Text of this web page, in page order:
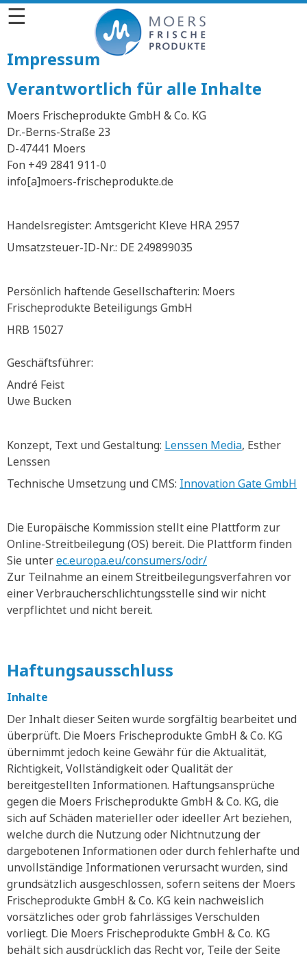
☰
Impressum
Verantwortlich für alle Inhalte
Moers Frischeprodukte GmbH & Co. KG
Dr.-Berns-Straße 23
D-47441 Moers
Fon +49 2841 911-0
info[a]moers-frischeprodukte.de
Handelsregister: Amtsgericht Kleve HRA 2957
Umsatzsteuer-ID-Nr.: DE 249899035
Persönlich haftende Gesellschafterin: Moers
Frischeprodukte Beteiligungs GmbH
HRB 15027
Geschäftsführer:
André Feist
Uwe Bucken
Konzept, Text und Gestaltung: Lenssen Media, Esther
Lenssen
Technische Umsetzung und CMS: Innovation Gate GmbH
Die Europäische Kommission stellt eine Plattform zur
Online-Streitbeilegung (OS) bereit. Die Plattform finden
Sie unterec.europa.eu/consumers/odr/
Zur Teilnahme an einem Streitbeilegungsverfahren vor
einer Verbraucherschlichtungsstelle sind wir nicht
verpflichtet und nicht bereit.
Haftungsausschluss
Inhalte
Der Inhalt dieser Seiten wurde sorgfältig bearbeitet und
überprüft. Die Moers Frischeprodukte GmbH & Co. KG
übernimmt jedoch keine Gewähr für die Aktualität,
Richtigkeit, Vollständigkeit oder Qualität der
bereitgestellten Informationen. Haftungsansprüche
gegen die Moers Frischeprodukte GmbH & Co. KG, die
sich auf Schäden materieller oder ideeller Art beziehen,
welche durch die Nutzung oder Nichtnutzung der
dargebotenen Informationen oder durch fehlerhafte und
unvollständige Informationen verursacht wurden, sind
grundsätzlich ausgeschlossen, sofern seitens der Moers
Frischeprodukte GmbH & Co. KG kein nachweislich
vorsätzliches oder grob fahrlässiges Verschulden
vorliegt. Die Moers Frischeprodukte GmbH & Co. KG
behält sich ausdrücklich das Recht vor, Teile der Seite